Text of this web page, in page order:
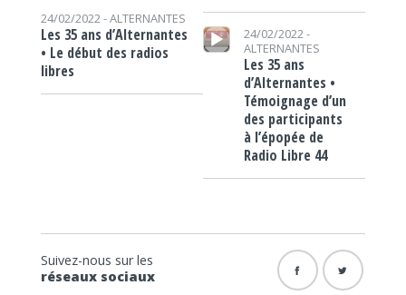
24/02/2022 -ALTERNANTES
Les 35 ans d’Alternantes
• Le début des radios
libres
Lecteur audio
24/02/2022 -
ALTERNANTES
Les 35 ans
d’Alternantes •
Témoignage d’un
des participants
à l’épopée de
Radio Libre 44
Suivez-nous sur les
réseaux sociaux